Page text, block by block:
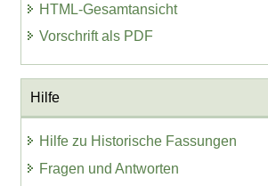
HTML-Gesamtansicht
Vorschrift als PDF
Hilfe
Hilfe zu Historische Fassungen
Fragen und Antworten